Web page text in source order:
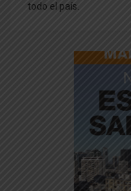
todo el país.